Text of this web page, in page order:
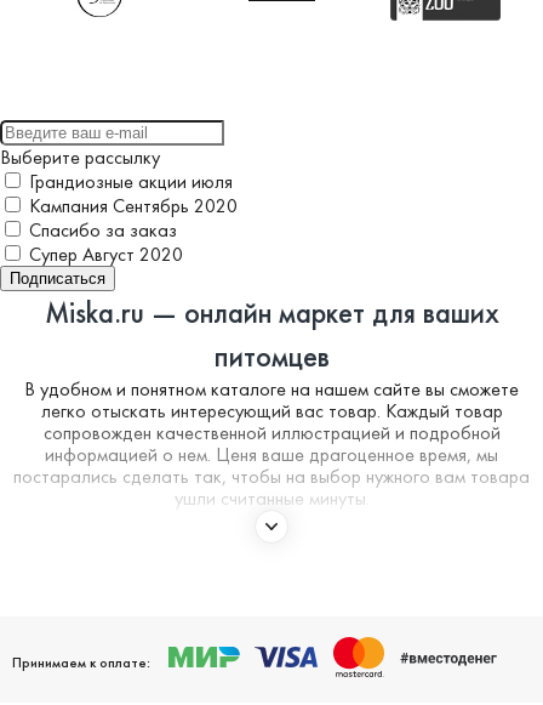
Выберите рассылку
Грандиозные акции июля
Кампания Сентябрь 2020
Спасибо за заказ
Супер Август 2020
Подписаться
Miska.ru — онлайн маркет для ваших
питомцев
В удобном и понятном каталоге на нашем сайте вы сможете
легко отыскать интересующий вас товар. Каждый товар
сопровожден качественной иллюстрацией и подробной
информацией о нем. Ценя ваше драгоценное время, мы
постарались сделать так, чтобы на выбор нужного вам товара
ушли считанные минуты.
и ветеринарные препараты. Вся продукция, представленная в
нашем магазине, сертифицирована и соответствует высоким
стандартам качества.
Принимаем к оплате: